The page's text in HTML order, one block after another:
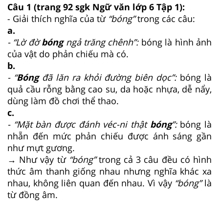
Câu 1 (trang 92 sgk Ngữ văn lớp 6 Tập 1):
- Giải thích nghĩa của từ “bóng”trong các câu:
a.
- “Lờ đờbóngngả trăng chênh”:bóng là hình ảnh
của vật do phản chiếu mà có.
b.
- “Bóngđã lăn ra khỏi đường biên dọc”:bóng là
quả cầu rỗng bằng cao su, da hoặc nhựa, dễ nẩy,
dùng làm đồ chơi thể thao.
c.
- “Mặt bàn được đánh véc-ni thật bóng”: bóng là
nhẵn đến mức phản chiếu được ánh sáng gần
như mựt gương.
→ Như vậy từ “bóng”trong cả 3 câu đều có hình
thức âm thanh giống nhau nhưng nghĩa khác xa
nhau, không liên quan đến nhau. Vì vậy “bóng”là
từ đồng âm.